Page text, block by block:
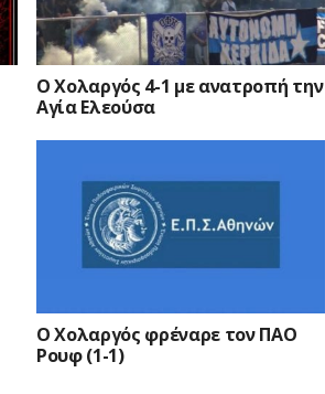
Ο Χολαργός 4-1 με ανατροπή την
Αγία Ελεούσα
Ο Χολαργός φρέναρε τον ΠΑΟ
Ρουφ (1-1)